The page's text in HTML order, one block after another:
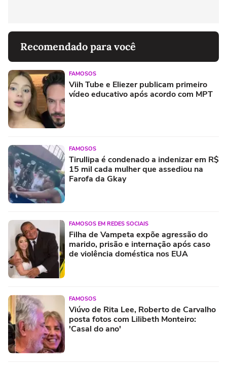
Recomendado para você
FAMOSOS
Viih Tube e Eliezer publicam primeiro
vídeo educativo após acordo com MPT
FAMOSOS
Tirullipa é condenado a indenizar em R$
15 mil cada mulher que assediou na
Farofa da Gkay
FAMOSOS EM REDES SOCIAIS
Filha de Vampeta expõe agressão do
marido, prisão e internação após caso
de violência doméstica nos EUA
FAMOSOS
Viúvo de Rita Lee, Roberto de Carvalho
posta fotos com Lilibeth Monteiro:
'Casal do ano'